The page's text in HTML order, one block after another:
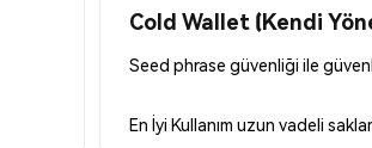
Cold Wallet (Kendi
Seed phrase güvenliği ile
En İyi Kullanım uzun vadeli